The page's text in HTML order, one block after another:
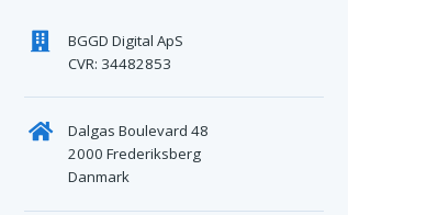
BGGD Digital ApS
CVR: 34482853
Dalgas Boulevard 48
2000 Frederiksberg
Danmark